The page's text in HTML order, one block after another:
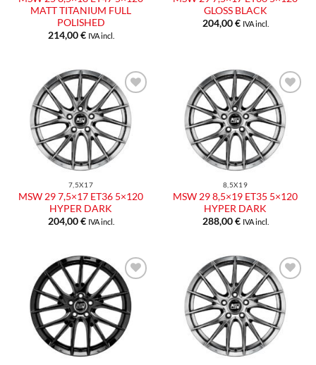
MATT TITANIUM FULL
POLISHED
214,00€ IVA incl.
GLOSS BLACK
204,00€ IVA incl.
Aggiungi
alla lista
dei
desideri
7,5X17
MSW 29 7,5×17 ET36 5×120
HYPER DARK
204,00€ IVA incl.
Aggiungi
alla lista
dei
desideri
8,5X19
MSW 29 8,5×19 ET35 5×120
HYPER DARK
288,00€ IVA incl.
Aggiungi
alla lista
dei
desideri
Aggiungi
alla lista
dei
desideri